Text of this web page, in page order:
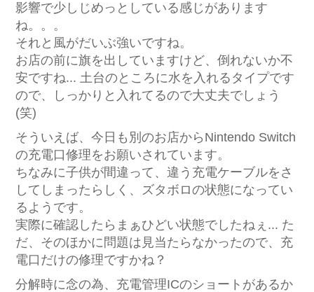
影響で少しじめっとしている感じがあります
ね。。。
それと風がだいぶ強いですね。
お店の前に旗を出していますけど、倒れないか不
安ですね... 土台のところに水を入れるタイプです
ので、しっかりと入れてるので大丈夫でしょう
(笑)
そういえば、今日も別のお店からNintendo Switch
の充電口修理をお願いされています。
ちなみに子供が間違って、違う充電ケーブルをさ
してしまったらしく、ズタボロの状態になってい
るようです。
実際に確認したらまぁひどい状態でしたねぇ... た
だ、そのほかに問題は見当たらなかったので、充
電口だけの修理ですかね？
分解時に念の為、充電管理ICのショートがあるか